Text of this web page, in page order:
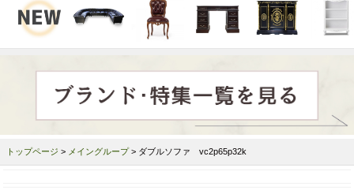
トップページ > メイングループ > ダブルソファ vc2p65p32k